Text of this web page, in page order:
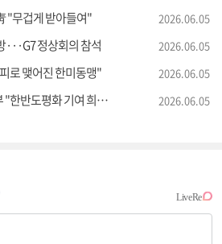
"무겁게 받아들여" 2026.06.05
···G7 정상회의 참석 2026.06.05
로 맺어진 한미동맹" 2026.06.05
반도평화 기여 희망" 2026.06.05